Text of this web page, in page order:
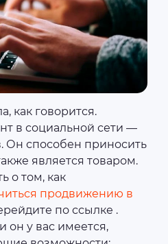
как говорится.
в социальной сети ―
Он способен приносить
является товаром.
о том, как
продвижению в
по ссылке .
он у вас имеется,